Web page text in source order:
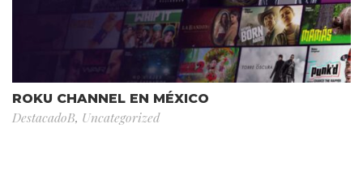
ROKU CHANNEL EN MÉXICO
DestacadoB, Uncategorized